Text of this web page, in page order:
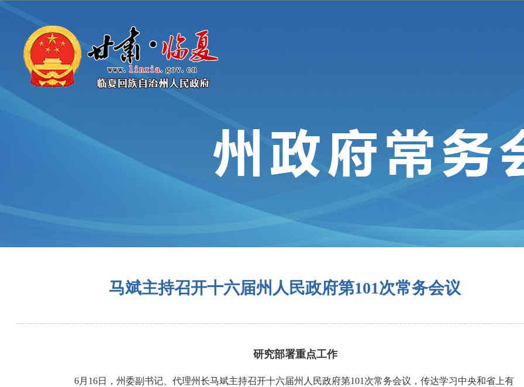
马斌主持召开十六届州人民政府第101次常务会议
研究部署重点工作
6月16日，州委副书记、代理州长马斌主持召开十六届州人民政府第101次常务会议，传达学习中央和省上有